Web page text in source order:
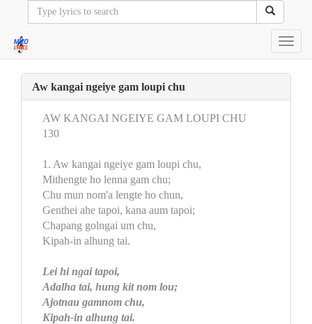
Aw kangai ngeiye gam loupi chu
AW KANGAI NGEIYE GAM LOUPI CHU
130
1. Aw kangai ngeiye gam loupi chu,
Mithengte ho lenna gam chu;
Chu mun nom'a lengte ho chun,
Genthei ahe tapoi, kana aum tapoi;
Chapang golngai um chu,
Kipah-in alhung tai.
Lei hi ngai tapoi,
Adalha tai, hung kit nom lou;
Ajotnau gamnom chu,
Kipah-in alhung tai.